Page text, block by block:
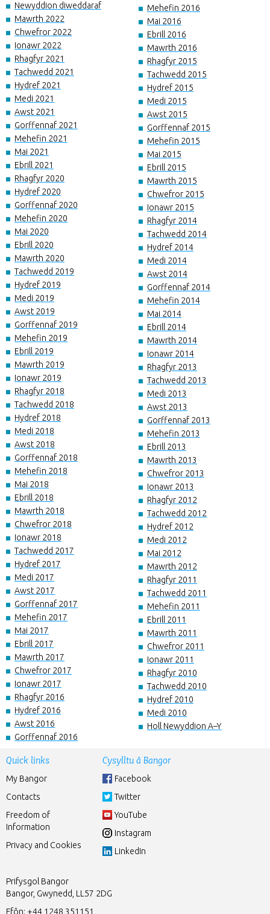
Newyddion diweddaraf
Mawrth 2022
Chwefror 2022
Ionawr 2022
Rhagfyr 2021
Tachwedd 2021
Hydref 2021
Medi 2021
Awst 2021
Gorffennaf 2021
Mehefin 2021
Mai 2021
Ebrill 2021
Rhagfyr 2020
Hydref 2020
Gorffennaf 2020
Mehefin 2020
Mai 2020
Ebrill 2020
Mawrth 2020
Tachwedd 2019
Hydref 2019
Medi 2019
Awst 2019
Gorffennaf 2019
Mehefin 2019
Ebrill 2019
Mawrth 2019
Ionawr 2019
Rhagfyr 2018
Tachwedd 2018
Hydref 2018
Medi 2018
Awst 2018
Gorffennaf 2018
Mehefin 2018
Mai 2018
Ebrill 2018
Mawrth 2018
Chwefror 2018
Ionawr 2018
Tachwedd 2017
Hydref 2017
Medi 2017
Awst 2017
Gorffennaf 2017
Mehefin 2017
Mai 2017
Ebrill 2017
Mawrth 2017
Chwefror 2017
Ionawr 2017
Rhagfyr 2016
Hydref 2016
Awst 2016
Gorffennaf 2016
Mehefin 2016
Mai 2016
Ebrill 2016
Mawrth 2016
Rhagfyr 2015
Tachwedd 2015
Hydref 2015
Medi 2015
Awst 2015
Gorffennaf 2015
Mehefin 2015
Mai 2015
Ebrill 2015
Mawrth 2015
Chwefror 2015
Ionawr 2015
Rhagfyr 2014
Tachwedd 2014
Hydref 2014
Medi 2014
Awst 2014
Gorffennaf 2014
Mehefin 2014
Mai 2014
Ebrill 2014
Mawrth 2014
Ionawr 2014
Rhagfyr 2013
Tachwedd 2013
Medi 2013
Awst 2013
Gorffennaf 2013
Mehefin 2013
Ebrill 2013
Mawrth 2013
Chwefror 2013
Ionawr 2013
Rhagfyr 2012
Tachwedd 2012
Hydref 2012
Medi 2012
Mai 2012
Mawrth 2012
Rhagfyr 2011
Tachwedd 2011
Mehefin 2011
Ebrill 2011
Mawrth 2011
Chwefror 2011
Ionawr 2011
Rhagfyr 2010
Tachwedd 2010
Hydref 2010
Medi 2010
Holl Newyddion A–Y
Quick links
My Bangor
Contacts
Freedom of
Information
Privacy and Cookies
Cysylltu â Bangor
Facebook
Twitter
YouTube
Instagram
LinkedIn
Prifysgol Bangor
Bangor, Gwynedd, LL57 2DG
Ffôn: +44 1248 351151